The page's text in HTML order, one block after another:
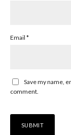
Email *
Save my name,
comment.